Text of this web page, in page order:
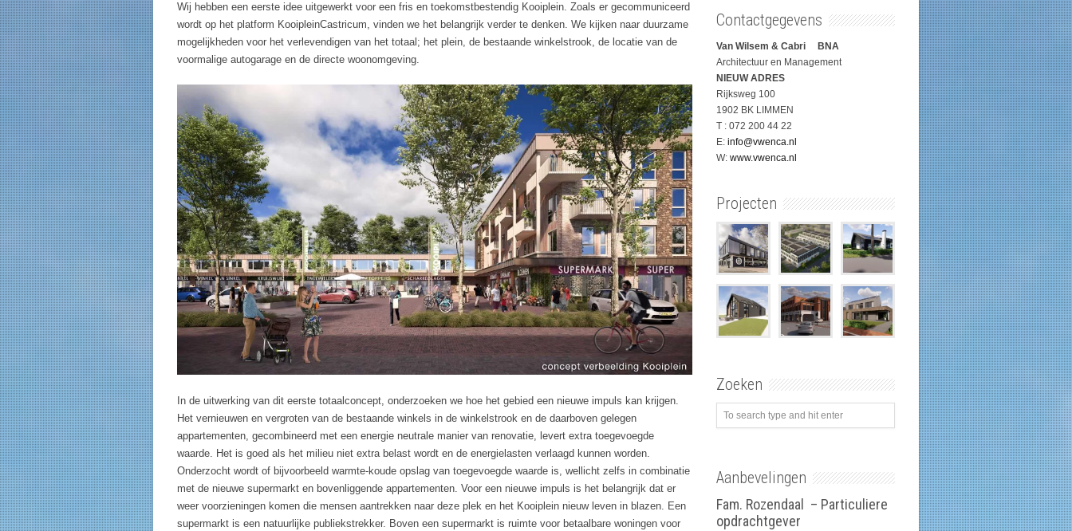
Wij hebben een eerste idee uitgewerkt voor een fris en toekomstbestendig Kooiplein. Zoals er gecommuniceerd
wordt op het platform KooipleinCastricum, vinden we het belangrijk verder te denken. We kijken naar duurzame
mogelijkheden voor het verlevendigen van het totaal; het plein, de bestaande winkelstrook, de locatie van de
voormalige autogarage en de directe woonomgeving.
In de uitwerking van dit eerste totaalconcept, onderzoeken we hoe het gebied een nieuwe impuls kan krijgen.
Het vernieuwen en vergroten van de bestaande winkels in de winkelstrook en de daarboven gelegen
appartementen, gecombineerd met een energie neutrale manier van renovatie, levert extra toegevoegde
waarde. Het is goed als het milieu niet extra belast wordt en de energielasten verlaagd kunnen worden.
Onderzocht wordt of bijvoorbeeld warmte-koude opslag van toegevoegde waarde is, wellicht zelfs in combinatie
met de nieuwe supermarkt en bovenliggende appartementen. Voor een nieuwe impuls is het belangrijk dat er
weer voorzieningen komen die mensen aantrekken naar deze plek en het Kooiplein nieuw leven in blazen. Een
supermarkt is een natuurlijke publiekstrekker. Boven een supermarkt is ruimte voor betaalbare woningen voor
Contactgegevens
Van Wilsem & Cabri BNA
Architectuur en Management
NIEUW ADRES
Rijksweg 100
1902 BK LIMMEN
T : 072 200 44 22
E:info@vwenca.nl
W:www.vwenca.nl
Projecten
Zoeken
Aanbevelingen
Fam. Rozendaal – Particuliere
opdrachtgever